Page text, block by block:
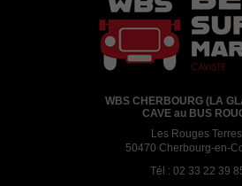
WBS CHERBOURG (LA
CAVE au BUS
Les Rouges
50470 Cherbourg-en-
Tél : 02 33 22 39